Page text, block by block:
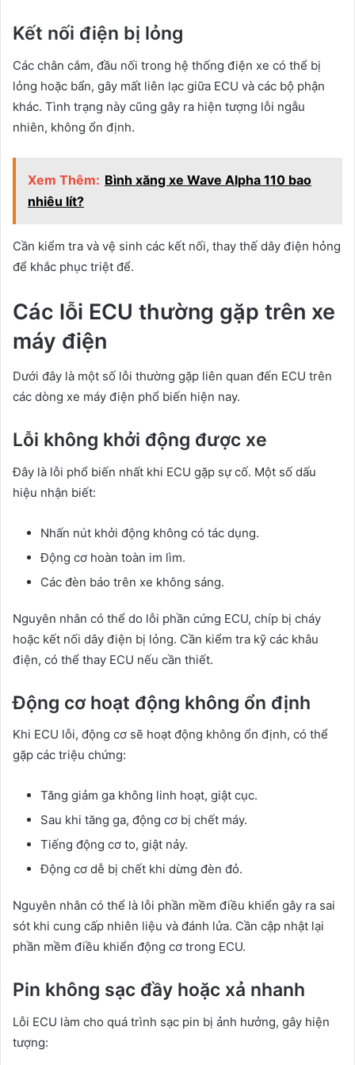
Kết nối điện bị lỏng
Các chân cắm, đầu nối trong hệ thống điện xe có thể bị
lỏng hoặc bẩn, gây mất liên lạc giữa ECU và các bộ phận
khác. Tình trạng này cũng gây ra hiện tượng lỗi ngẫu
nhiên, không ổn định.
Xem Thêm: Bình xăng xe Wave Alpha 110 bao
nhiêu lít?
Cần kiểm tra và vệ sinh các kết nối, thay thế dây điện hỏng
để khắc phục triệt để.
Các lỗi ECU thường gặp trên xe
máy điện
Dưới đây là một số lỗi thường gặp liên quan đến ECU trên
các dòng xe máy điện phổ biến hiện nay.
Lỗi không khởi động được xe
Đây là lỗi phổ biến nhất khi ECU gặp sự cố. Một số dấu
hiệu nhận biết:
Nhấn nút khởi động không có tác dụng.
Động cơ hoàn toàn im lìm.
Các đèn báo trên xe không sáng.
Nguyên nhân có thể do lỗi phần cứng ECU, chíp bị cháy
hoặc kết nối dây điện bị lỏng. Cần kiểm tra kỹ các khâu
điện, có thể thay ECU nếu cần thiết.
Động cơ hoạt động không ổn định
Khi ECU lỗi, động cơ sẽ hoạt động không ổn định, có thể
gặp các triệu chứng:
Tăng giảm ga không linh hoạt, giật cục.
Sau khi tăng ga, động cơ bị chết máy.
Tiếng động cơ to, giật nảy.
Động cơ dễ bị chết khi dừng đèn đỏ.
Nguyên nhân có thể là lỗi phần mềm điều khiển gây ra sai
sót khi cung cấp nhiên liệu và đánh lửa. Cần cập nhật lại
phần mềm điều khiển động cơ trong ECU.
Pin không sạc đầy hoặc xả nhanh
Lỗi ECU làm cho quá trình sạc pin bị ảnh hưởng, gây hiện
tượng: